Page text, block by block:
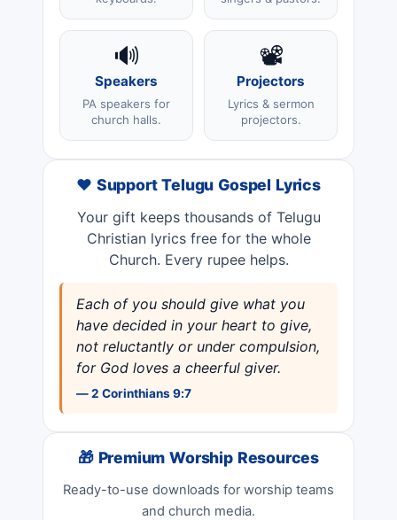
🔊
Speakers
PA speakers for
church halls.
📽️
Projectors
Lyrics & sermon
projectors.
❤️ Support Telugu Gospel Lyrics
Your gift keeps thousands of Telugu
Christian lyrics free for the whole
Church. Every rupee helps.
Each of you should give what you
have decided in your heart to give,
not reluctantly or under compulsion,
for God loves a cheerful giver.
— 2 Corinthians 9:7
🎁 Premium Worship Resources
Ready-to-use downloads for worship teams
and church media.